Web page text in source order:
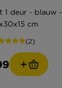
1 deur - blauw -
cm
(2)